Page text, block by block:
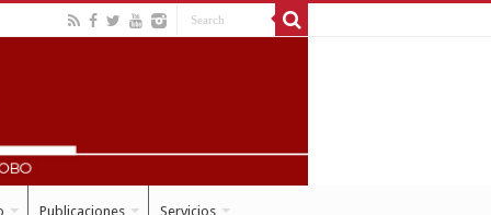
Publicaciones Servicios